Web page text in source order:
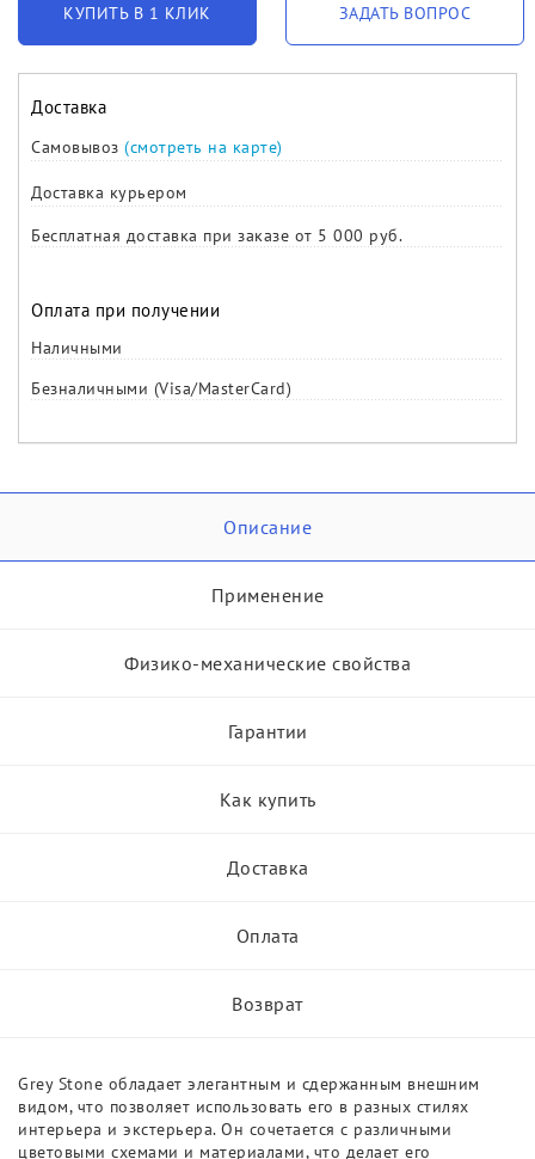
КУПИТЬ В 1 КЛИК ЗАДАТЬ ВОПРОС
Доставка
Самовывоз (смотреть на карте)
Доставка курьером
Бесплатная доставка при заказе от 5 000 руб.
Оплата при получении
Наличными
Безналичными (Visa/MasterCard)
Описание
Применение
Физико-механические свойства
Гарантии
Как купить
Доставка
Оплата
Возврат
Grey Stone обладает элегантным и сдержанным внешним
видом, что позволяет использовать его в разных стилях
интерьера и экстерьера. Он сочетается с различными
цветовыми схемами и материалами, что делает его